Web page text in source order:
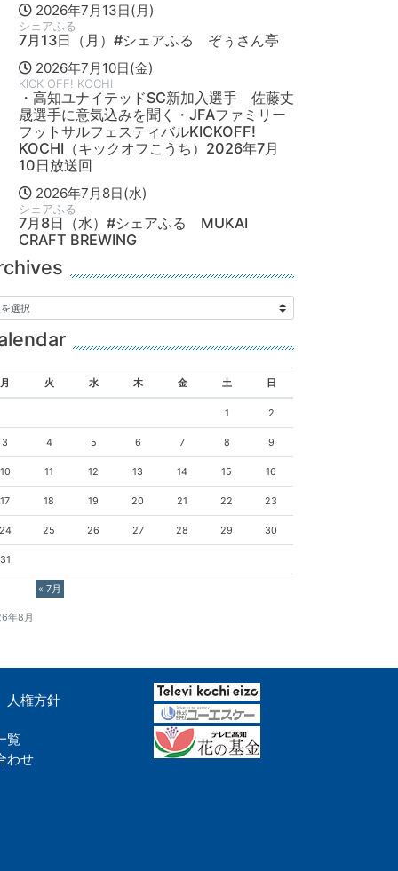
2026年7月13日(月)
シェアふる
7月13日（月）#シェアふる ぞぅさん亭
2026年7月10日(金)
KICK OFF! KOCHI
・高知ユナイテッドSC新加入選手 佐藤丈
晟選手に意気込みを聞く・JFAファミリー
フットサルフェスティバルKICKOFF!
KOCHI（キックオフこうち）2026年7月
10日放送回
2026年7月8日(水)
シェアふる
7月8日（水）#シェアふる MUKAI
CRAFT BREWING
年8月
月 火 水 木 金 土 日
« 7月
1 2
3 4 5 6 7 8 9
10 11 12 13 14 15 16
17 18 19 20 21 22 23
25 26 27 28 29 30
31
人権方針
覧
わせ